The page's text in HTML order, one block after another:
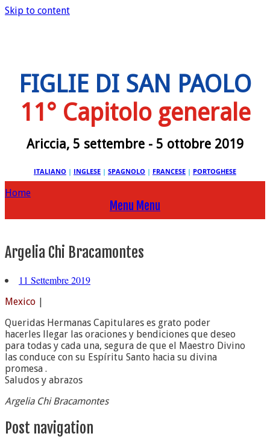
Skip to content
FIGLIE DI SAN PAOLO
11° Capitolo generale
Ariccia, 5 settembre - 5 ottobre 2019
ITALIANO | INGLESE | SPAGNOLO | FRANCESE | PORTOGHESE
Home
Menu Menu
Argelia Chi Bracamontes
11 Settembre 2019
Mexico |
Queridas Hermanas Capitulares es grato poder
hacerles llegar las oraciones y bendiciones que deseo
para todas y cada una, segura de que el Maestro Divino
las conduce con su Espíritu Santo hacia su divina
promesa .
Saludos y abrazos
Argelia Chi Bracamontes
Post navigation